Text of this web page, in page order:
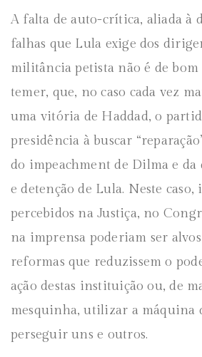
A falta de auto-crítica, aliada à
falhas que Lula exige dos
militância petista não é de bom
temer, que, no caso cada vez
uma vitória de Haddad, o
presidência à buscar
do impeachment de Dilma e da
e detenção de Lula. Neste
percebidos na Justiça, no
na imprensa poderiam ser
reformas que reduzissem o
ação destas instituição ou, de
mesquinha, utilizar a máquina
perseguir uns e outros.